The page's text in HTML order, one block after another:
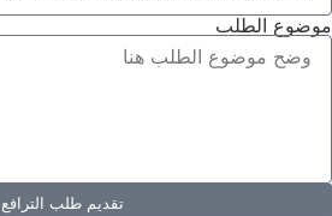
موضوع الطلب
تقديم طلب الترافع